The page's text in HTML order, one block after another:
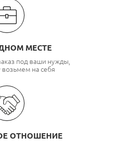
МЕСТЕ
под ваши нужды,
возьмем на себя
ОТНОШЕНИЕ